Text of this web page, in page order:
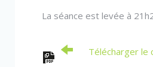
La séance est levée à
Télécharger le